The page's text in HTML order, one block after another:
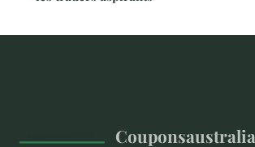
Couponsaustralia